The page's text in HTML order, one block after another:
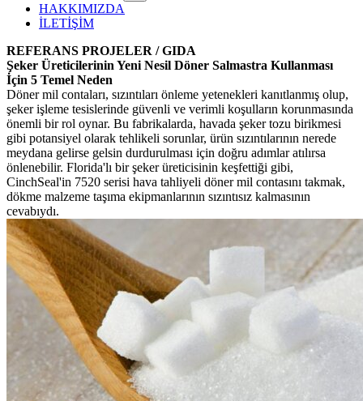
HAKKIMIZDA
İLETİŞİM
REFERANS PROJELER / GIDA
Şeker Üreticilerinin Yeni Nesil Döner Salmastra Kullanması
İçin 5 Temel Neden
Döner mil contaları, sızıntıları önleme yetenekleri kanıtlanmış olup,
şeker işleme tesislerinde güvenli ve verimli koşulların korunmasında
önemli bir rol oynar. Bu fabrikalarda, havada şeker tozu birikmesi
gibi potansiyel olarak tehlikeli sorunlar, ürün sızıntılarının nerede
meydana gelirse gelsin durdurulması için doğru adımlar atılırsa
önlenebilir. Florida'lı bir şeker üreticisinin keşfettiği gibi,
CinchSeal'in 7520 serisi hava tahliyeli döner mil contasını takmak,
dökme malzeme taşıma ekipmanlarının sızıntısız kalmasının
cevabıydı.